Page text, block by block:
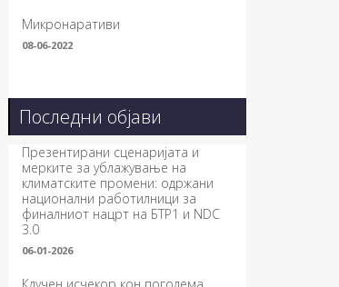
Микронаративи
08-06-2022
Последни објави
Презентирани сценаријата и
мерките за ублажување на
климатските промени: одржани
национални работилници за
финалниот нацрт на БТР1 и NDC
3.0
06-01-2026